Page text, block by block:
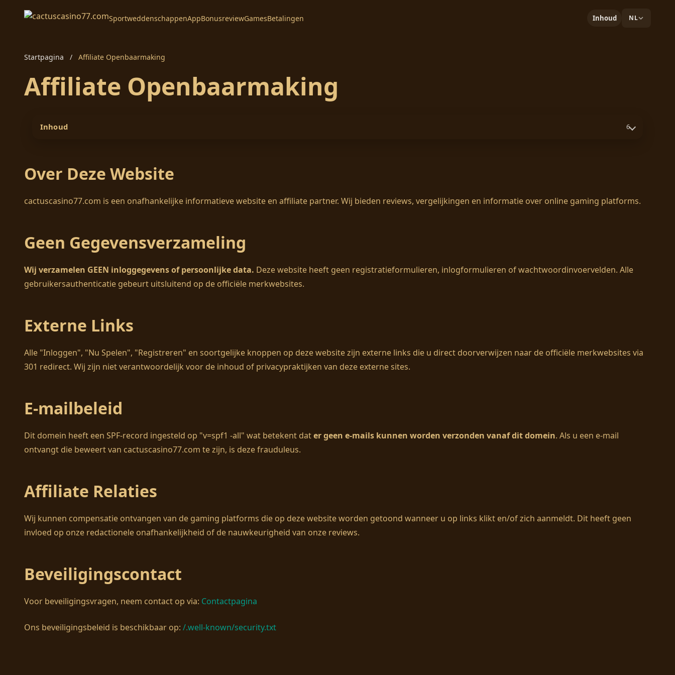
SportweddenschappenAppBonusreviewGamesBetalingen Inhoud NL
Startpagina / Affiliate Openbaarmaking
Affiliate Openbaarmaking
Inhoud 6
Over Deze Website
cactuscasino77.com is een onafhankelijke informatieve website en affiliate partner. Wij bieden reviews, vergelijkingen en informatie over online gaming platforms.
Geen Gegevensverzameling
Wij verzamelen GEEN inloggegevens of persoonlijke data. Deze website heeft geen registratieformulieren, inlogformulieren of wachtwoordinvoervelden. Alle
gebruikersauthenticatie gebeurt uitsluitend op de officiële merkwebsites.
Externe Links
Alle "Inloggen", "Nu Spelen", "Registreren" en soortgelijke knoppen op deze website zijn externe links die u direct doorverwijzen naar de officiële merkwebsites via
301 redirect. Wij zijn niet verantwoordelijk voor de inhoud of privacypraktijken van deze externe sites.
E-mailbeleid
Dit domein heeft een SPF-record ingesteld op "v=spf1 -all" wat betekent dater geen e-mails kunnen worden verzonden vanaf dit domein. Als u een e-mail
ontvangt die beweert van cactuscasino77.com te zijn, is deze frauduleus.
Affiliate Relaties
Wij kunnen compensatie ontvangen van de gaming platforms die op deze website worden getoond wanneer u op links klikt en/of zich aanmeldt. Dit heeft geen
invloed op onze redactionele onafhankelijkheid of de nauwkeurigheid van onze reviews.
Beveiligingscontact
Voor beveiligingsvragen, neem contact op via: Contactpagina
Ons beveiligingsbeleid is beschikbaar op: /.well-known/security.txt